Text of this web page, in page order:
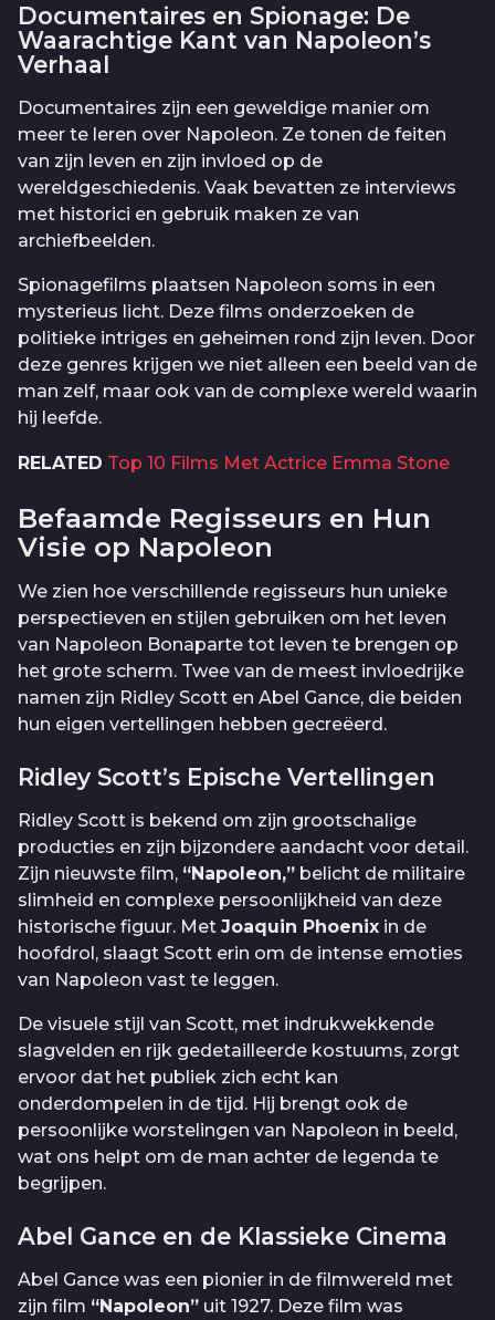
Documentaires en Spionage: De
Waarachtige Kant van Napoleon’s
Verhaal
Documentaires zijn een geweldige manier om
meer te leren over Napoleon. Ze tonen de feiten
van zijn leven en zijn invloed op de
wereldgeschiedenis. Vaak bevatten ze interviews
met historici en gebruik maken ze van
archiefbeelden.
Spionagefilms plaatsen Napoleon soms in een
mysterieus licht. Deze films onderzoeken de
politieke intriges en geheimen rond zijn leven. Door
deze genres krijgen we niet alleen een beeld van de
man zelf, maar ook van de complexe wereld waarin
hij leefde.
RELATED Top 10 Films Met Actrice Emma Stone
Befaamde Regisseurs en Hun
Visie op Napoleon
We zien hoe verschillende regisseurs hun unieke
perspectieven en stijlen gebruiken om het leven
van Napoleon Bonaparte tot leven te brengen op
het grote scherm. Twee van de meest invloedrijke
namen zijn Ridley Scott en Abel Gance, die beiden
hun eigen vertellingen hebben gecreëerd.
Ridley Scott’s Epische Vertellingen
Ridley Scott is bekend om zijn grootschalige
producties en zijn bijzondere aandacht voor detail.
Zijn nieuwste film, “Napoleon,” belicht de militaire
slimheid en complexe persoonlijkheid van deze
historische figuur. Met Joaquin Phoenix in de
hoofdrol, slaagt Scott erin om de intense emoties
van Napoleon vast te leggen.
De visuele stijl van Scott, met indrukwekkende
slagvelden en rijk gedetailleerde kostuums, zorgt
ervoor dat het publiek zich echt kan
onderdompelen in de tijd. Hij brengt ook de
persoonlijke worstelingen van Napoleon in beeld,
wat ons helpt om de man achter de legenda te
begrijpen.
Abel Gance en de Klassieke Cinema
Abel Gance was een pionier in de filmwereld met
zijn film “Napoleon” uit 1927. Deze film was